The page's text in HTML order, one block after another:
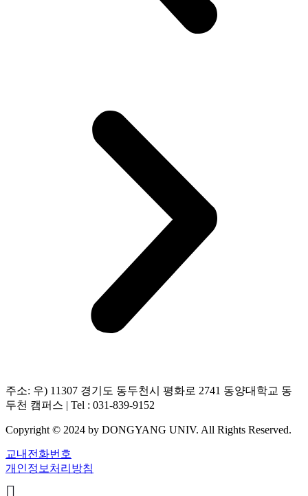
주소: 우) 11307 경기도 동두천시 평화로 2741 동양대학교 동
두천 캠퍼스 | Tel : 031-839-9152
Copyright © 2024 by DONGYANG UNIV. All Rights Reserved.
교내전화번호
개인정보처리방침